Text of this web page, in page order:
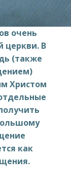
очень
церкви. В
(также
Христом
как